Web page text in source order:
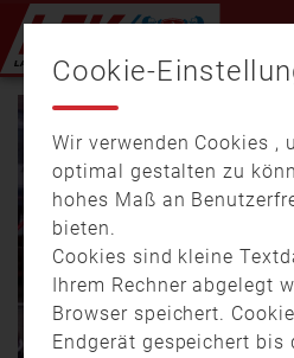
Cookie-
Wir verwenden Cookies ,
optimal gestalten zu
hohes Maß an
bieten.
Cookies sind kleine
Ihrem Rechner abgelegt
Browser speichert.
Endgerät gespeichert bis